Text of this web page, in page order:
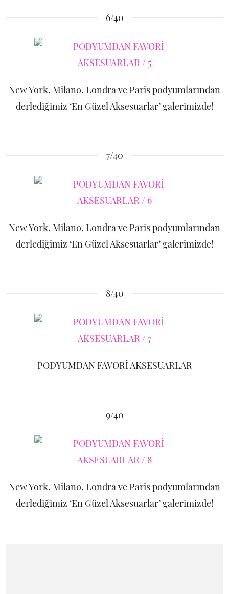
6/40
New York, Milano, Londra ve Paris podyumlarından
derlediğimiz ‘En Güzel Aksesuarlar’ galerimizde!
7/40
New York, Milano, Londra ve Paris podyumlarından
derlediğimiz ‘En Güzel Aksesuarlar’ galerimizde!
8/40
PODYUMDAN FAVORİ AKSESUARLAR
9/40
New York, Milano, Londra ve Paris podyumlarından
derlediğimiz ‘En Güzel Aksesuarlar’ galerimizde!